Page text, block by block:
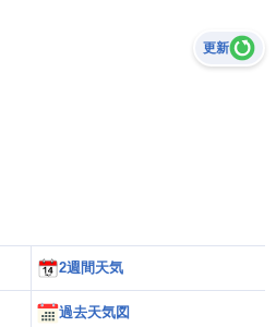
更新
2週間天気
過去天気図